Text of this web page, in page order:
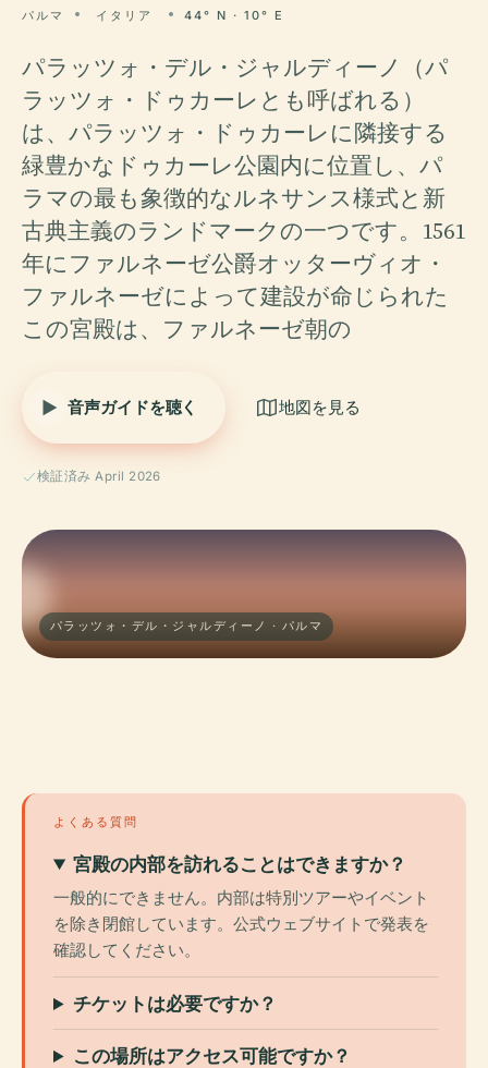
パルマ イタリア 44° N · 10° E
パラッツォ・デル・ジャルディーノ（パ
ラッツォ・ドゥカーレとも呼ばれる）
は、パラッツォ・ドゥカーレに隣接する
緑豊かなドゥカーレ公園内に位置し、パ
ラマの最も象徴的なルネサンス様式と新
古典主義のランドマークの一つです。1561
年にファルネーゼ公爵オッターヴィオ・
ファルネーゼによって建設が命じられた
この宮殿は、ファルネーゼ朝の
音声ガイドを聴く 地図を見る
検証済み April 2026
パラッツォ・デル・ジャルディーノ · パルマ
よくある質問
宮殿の内部を訪れることはできますか？
一般的にできません。内部は特別ツアーやイベント
を除き閉館しています。公式ウェブサイトで発表を
確認してください。
チケットは必要ですか？
この場所はアクセス可能ですか？